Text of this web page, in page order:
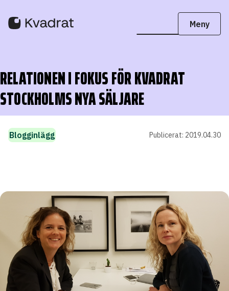
RELATIONEN I FOKUS FÖR KVADRAT
STOCKHOLMS NYA SÄLJARE
Blogginlägg Publicerat: 2019.04.30